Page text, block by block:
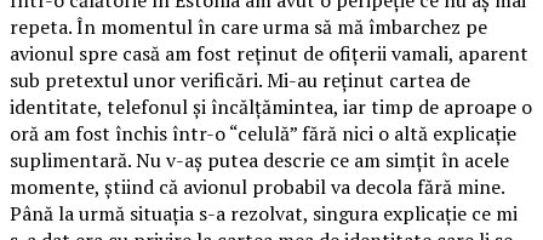
repeta. În momentul în care urma să mă îmbarchez pe
avionul spre casă am fost reținut de ofițerii vamali, aparent
sub pretextul unor verificări. Mi-au reținut cartea de
identitate, telefonul și încălțămintea, iar timp de aproape o
oră am fost închis într-o “celulă” fără nici o altă explicație
suplimentară. Nu v-aș putea descrie ce am simțit în acele
momente, știind că avionul probabil va decola fără mine.
Până la urmă situația s-a rezolvat, singura explicație ce mi